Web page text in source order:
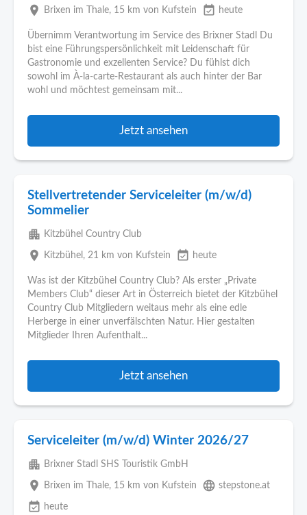
place Brixen im Thale, 15 km von Kufstein event_available heute
Übernimm Verantwortung im Service des Brixner Stadl Du
bist eine Führungspersönlichkeit mit Leidenschaft für
Gastronomie und exzellenten Service? Du fühlst dich
sowohl im À-la-carte-Restaurant als auch hinter der Bar
wohl und möchtest gemeinsam mit...
Jetzt ansehen
Stellvertretender Serviceleiter (m/w/d)
Sommelier
apartment Kitzbühel Country Club
place Kitzbühel , 21 km von Kufstein event_available heute
Was ist der Kitzbühel Country Club? Als erster „Private
Members Club“ dieser Art in Österreich bietet der Kitzbühel
Country Club Mitgliedern weitaus mehr als eine edle
Herberge in einer unverfälschten Natur. Hier gestalten
Mitglieder Ihren Aufenthalt...
Jetzt ansehen
Serviceleiter (m/w/d) Winter 2026/27
apartment Brixner Stadl SHS Touristik GmbH
place Brixen im Thale, 15 km von Kufstein language stepstone.at
event_available heute